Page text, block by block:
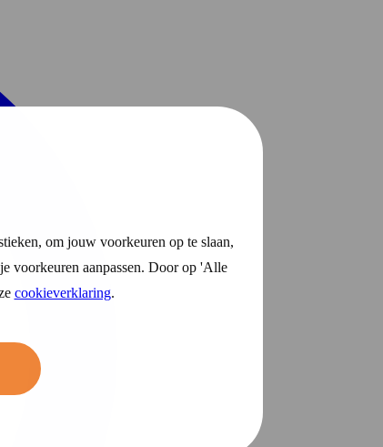
om jouw voorkeuren op te slaan,
voorkeuren aanpassen. Door op 'Alle
cookieverklaring.